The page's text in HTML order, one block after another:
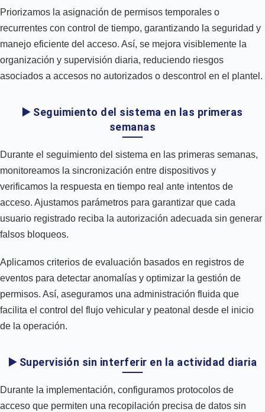
Priorizamos la asignación de permisos temporales o
recurrentes con control de tiempo, garantizando la seguridad y
manejo eficiente del acceso. Así, se mejora visiblemente la
organización y supervisión diaria, reduciendo riesgos
asociados a accesos no autorizados o descontrol en el plantel.
▶️ Seguimiento del sistema en las primeras
semanas
Durante el seguimiento del sistema en las primeras semanas,
monitoreamos la sincronización entre dispositivos y
verificamos la respuesta en tiempo real ante intentos de
acceso. Ajustamos parámetros para garantizar que cada
usuario registrado reciba la autorización adecuada sin generar
falsos bloqueos.
Aplicamos criterios de evaluación basados en registros de
eventos para detectar anomalías y optimizar la gestión de
permisos. Así, aseguramos una administración fluida que
facilita el control del flujo vehicular y peatonal desde el inicio
de la operación.
▶️ Supervisión sin interferir en la actividad diaria
Durante la implementación, configuramos protocolos de
acceso que permiten una recopilación precisa de datos sin